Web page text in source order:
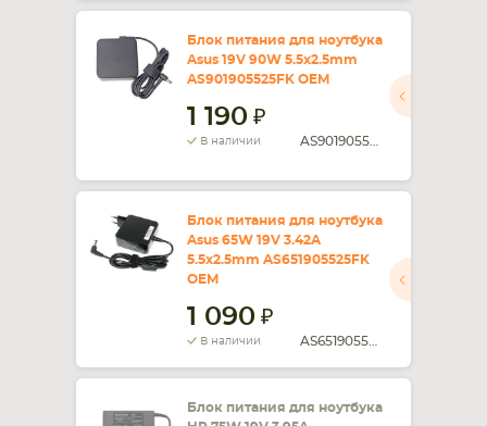
Блок питания для ноутбука
Asus 19V 90W 5.5x2.5mm
AS901905525FK OEM
1 190
В наличии
Блок питания для ноутбука
Asus 65W 19V 3.42A
5.5x2.5mm AS651905525FK
OEM
1 090
В наличии
Блок питания для ноутбука